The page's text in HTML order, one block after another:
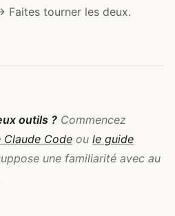
Faites tourner les deux.
outils ? Commencez
Claude Code ou le guide
une familiarité avec au